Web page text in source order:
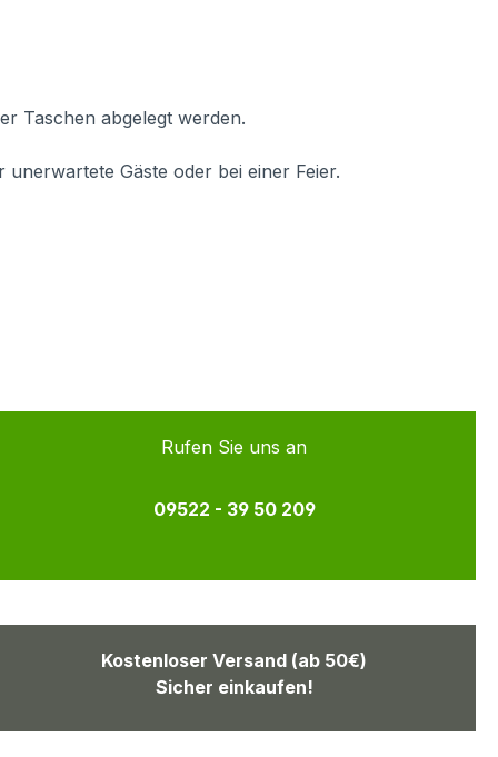
Taschen abgelegt werden.
Gäste oder bei einer Feier.
Rufen Sie uns an
09522 - 39 50 209
Kostenloser Versand (ab 50€)
Sicher einkaufen!